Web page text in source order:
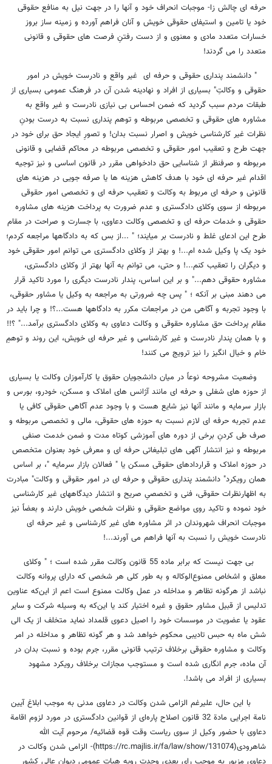
حرفه ای چالش زا- موجبات انحراف خود و آنها را در جهت نیل به منافع حقوقی
خود یا تامین و استیفای حقوقی خویش و آنان فراهم آورده و زمینه ساز بروز
خسارات متعدد مادی و معنوی و از دست رفتنِ فرصت های حقوقی و قانونی
متعدد را می گردند!
" دانشمند پنداری حقوقی و حرفه ای غیر واقع و نادرست خویش در امور
حقوقی و وکالتِ" بسیاری از افراد و نهادینه شدن آن در فرهنگ عمومی بسیاری از
طبقات مردم سبب گردید که ضمن احساس بی نیازی نادرست و غیر واقع به
مشاوره های حقوقی و تخصصی مربوطه و توهم پنداری نسبت به درست بودنِ
نظرات غیر کارشناسی خویش و اصرار نسبت بدان! و تصورِ ایجاد حق برای خود در
جهت طرح و تعقیب امور حقوقی و تخصصی مربوطه در محاکم قضایی و قانونی
مربوطه و صرفنظر از شناسایی حق دادخواهی مقرر در قانون اساسی و نیز توجیه
اقدام غیر حرفه ای خود با هدف کاهش هزینه ها یا صرفه جویی در هزینه های
قانونی و حرفه ای مربوط به وکالت و تعقیب حرفه ای و تخصصی امور حقوقی
مربوطه از سوی وکلای دادگستری و عدم ضرورت به پرداخت هزینه های مشاوره
حقوقی و خدمات حرفه ای و تخصصی وکالت دعاوی، با جسارت و صراحت در مقام
طرح این ادعای غلط و نادرست بر میایند؛ " ...از بس که به دادگاهها مراجعه کردم؛
خود یک پا وکیل شده ام...! و بهتر از وکلای دادگستری می توانم امور حقوقی خود
و دیگران را تعقیب کنم...! و حتی، می توانم به آنها بهتر از وکلای دادگستری،
مشاوره حقوقی دهم..." و بر این اساس، پندار نادرست دیگری را مورد تاکید قرار
می دهند مبنی بر آنکه ؛ " پس چه ضرورتی به مراجعه به وکیل یا مشاور حقوقی،
با وجود تجربه و آگاهی من در مراجعات مکرر به دادگاهها هست...؟! و چرا باید در
مقام پرداخت حق مشاوره حقوقی و وکالت دعاوی به وکلای دادگستری برآمد..." ؟!!
و با همان پندار نادرست و غیر کارشناسی و غیر حرفه ای خویش، این روند و توهمِ
خام و خیال انگیز را نیز ترویج می کنند!
وضعیت مشروحه نوعاً در میان دانشجویان حقوق یا کارآموزان وکالت یا بسیاری
از حوزه های شغلی و حرفه ای مانند آژانس های املاک و مسکن، خودرو، بورس و
بازار سرمایه و مانند آنها نیز شایع هست و با وجود عدم آگاهی حقوقی کافی یا
عدم تجربه حرفه ای لازم نسبت به حوزه های حقوقی، مالی و تخصصی مربوطه و
صرف طی کردنِ برخی از دوره های آموزشی کوتاه مدت و ضمن خدمت صنفی
مربوطه و نیز انتشار آگهی های تبلیغاتی حرفه ای و معرفی خود بعنوان متخصص
در حوزه املاک و قراردادهای حقوقی مسکن یا " فعالان بازار سرمایه "، بر اساس
همان رویکرد" دانشمند پنداری حقوقی و حرفه ای در امور حقوقی و وکالت" مبادرت
به اظهارنظرات حقوقی، فنی و تخصصیِ صریح و انتشار دیدگاههای غیر کارشناسی
خود نموده و تاکید روی مواضع حقوقی و نظرات شخصی خویش دارند و بعضاً نیز
موجبات انحراف شهروندان در اثر مشاوره های غیر کارشناسی و غیر حرفه ای
نادرست خویش را نسبت به آنها فراهم می آورند...!
بی جهت نیست که برابر ماده 55 قانون وکالت مقرر شده است ؛ " وکلای
معلق و اشخاص ممنوع‌الوکاله و به طور کلی هر شخصی که دارای پروانه وکالت
نباشد از هرگونه تظاهر و مداخله در عمل وکالت ممنوع است اعم از این‌که عناوین
تدلیس از قبیل مشاور حقوق و غیره اختیار کند یا این‌که به وسیله شرکت و سایر
عقود یا عضویت در موسسات خود را اصیل دعوی قلمداد نماید متخلف از یک الی
شش ماه به حبس تادیبی محکوم خواهد شد و هر گونه تظاهر و مداخله در امر
وکالت و مشاوره حقوقی برخلاف ترتیب قانونی مقرر، جرم بوده و نسبت بدان در
آن ماده، جرم انگاری شده است و مستوجب مجازات برخلاف رویکرد مشهود
بسیاری از افراد می باشد!.
با این حال، علیرغم الزامی شدن وکالت در دعاوی مدنی به موجب ابلاغ آیین
نامة اجرایی مادة 32 قانون اصلاح پاره‌ای از قوانین دادگستری در مورد لزوم اقامة
دعاوی با حضور وکیل از سوی ریاست وقت قوه قضائیه/ مرحوم آیت الله
شاهرودی(https://rc.majlis.ir/fa/law/show/131074)- الزامی شدن وکالت در
دعاوی مزبور به موجب رای بعدی وحدت رویه هیات عمومی دیوان عالی کشور